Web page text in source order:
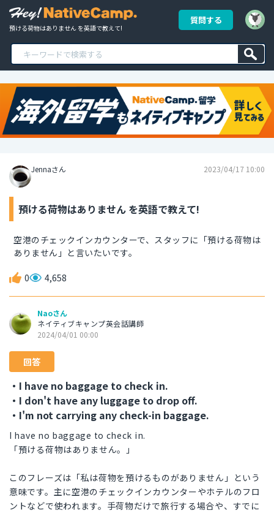
預ける荷物はありません を英語で教えて!
質問する
Jennaさん 2023/04/17 10:00
預ける荷物はありません を英語で教えて!
空港のチェックインカウンターで、スタッフに「預ける荷物は
ありません」と言いたいです。
0 4,658
Naoさん
ネイティブキャンプ英会話講師
2024/04/01 00:00
回答
・I have no baggage to check in.
・I don't have any luggage to drop off.
・I'm not carrying any check-in baggage.
I have no baggage to check in.
「預ける荷物はありません。」
このフレーズは「私は荷物を預けるものがありません」という
意味です。主に空港のチェックインカウンターやホテルのフロ
ントなどで使われます。手荷物だけで旅行する場合や、すでに